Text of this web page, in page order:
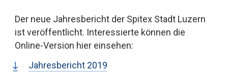
Der neue Jahresbericht der Spitex Stadt Luzern
ist veröffentlicht. Interessierte können die
Online-Version hier einsehen:
Jahresbericht 2019